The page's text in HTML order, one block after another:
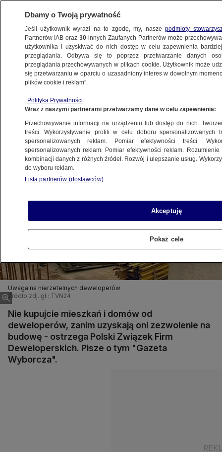
BIZNES
NAJNOWSZE
9.07.2007, 10:25
Udostępnij
Uwaga na nierzetelnych deweloperów
Źródło zdj. gł.: TVN24
Nie kupujcie mieszkań i domów od
deweloperów, zanim uzyskają oni zezwolenie na
budowę - ostrzega Polski Związek Firm
Deweloperskich. Pisze o tym "Gazeta
Wyborcza".
Dbamy o Twoją prywatność
Jeśli użytkownik wyrazi na to zgodę, my, naszepodmioty
Partnerów IAB oraz30 innych Zaufanych Partnerów może
użytkownika i uzyskiwać do nich dostęp w celu zapewnienia
przeglądania. Odbywa się to poprzez przetwarzanie danych
przeglądania przechowywanych w plikach cookie. Użytkownik może
się przetwarzaniu w oparciu o uzasadniony interes w dowolnym
plików cookie i reklam”.
Polityka Prywatności
Wraz z naszymi partnerami przetwarzamy dane w celu zapewnienia:
Przechowywanie informacji na urządzeniu lub dostęp do nich.
treści. Wykorzystywanie profili w celu doboru spersonalizowanych
spersonalizowanych reklam. Pomiar efektywności treści.
spersonalizowanych reklam. Pomiar efektywności reklam.
kombinacji danych z różnych źródeł. Rozwój i ulepszanie usług.
do wyboru reklam.
Lista partnerów (dostawców)
Akceptuję
Pokaż cele